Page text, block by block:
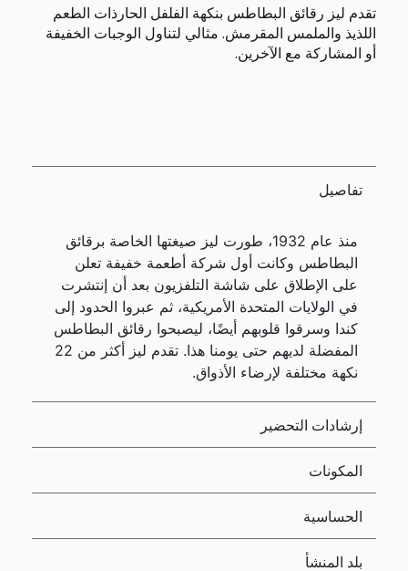
تقدم ليز رقائق البطاطس بنكهة الفلفل الحارذات الطعم
اللذيذ والملمس المقرمش. مثالي لتناول الوجبات الخفيفة
أو المشاركة مع الآخرين.
تفاصيل
منذ عام 1932، طورت ليز صيغتها الخاصة برقائق
البطاطس وكانت أول شركة أطعمة خفيفة تعلن
على الإطلاق على شاشة التلفزيون بعد أن إنتشرت
في الولايات المتحدة الأمريكية، ثم عبروا الحدود إلى
كندا وسرقوا قلوبهم أيضًا، ليصبحوا رقائق البطاطس
المفضلة لديهم حتى يومنا هذا. تقدم ليز أكثر من 22
نكهة مختلفة لإرضاء الأذواق.
إرشادات التحضير
المكونات
الحساسية
بلد المنشأ